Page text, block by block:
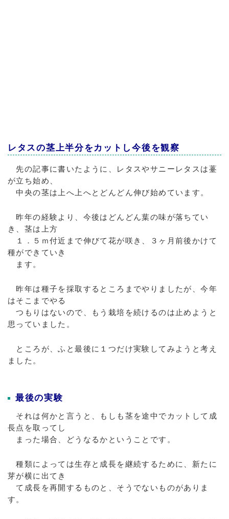
レタスの茎上半分をカットし今後を観察
先の記事に書いたように、レタスやサニーレタスは薹
が立ち始め、
中央の茎は上へ上へとどんどん伸び始めています。
昨年の経験より、今後はどんどん葉の味が落ちてい
き、茎は上方
１．５ｍ付近まで伸びて花が咲き、３ヶ月前後かけて
種ができていき
ます。
昨年は種子を採取するところまでやりましたが、今年
はそこまでやる
つもりはないので、もう栽培を続けるのは止めようと
思っていました。
ところが、ふと最後に１つだけ実験してみようと考え
ました。
最後の実験
それは何かと言うと、もしも茎を途中でカットして成
長点を取ってし
まった場合、どうなるかということです。
種類によっては生存と成長を継続するために、新たに
芽が横に出てき
て成長を再開するものと、そうでないものがありま
す。